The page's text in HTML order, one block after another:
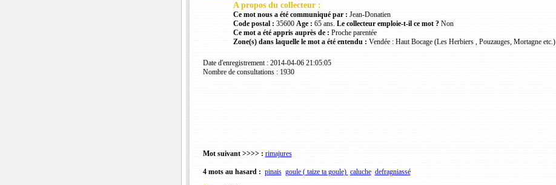
A propos du collecteur :
Ce mot nous a été communiqué par : Jean-Donatien
Code postal : 35600 Age : 65 ans. Le collecteur emploie-t-il ce mot ?Non
Ce mot a été appris auprès de : Proche parentée
Zone(s) dans laquelle le mot a été entendu : Vendée : Haut Bocage (Les Herbiers , Pouzauges, Mortagne etc.)
Date d'enregistrement : 2014-04-06 21:05:05
Nombre de consultations : 1930
Mot suivant >>>> : rimajures
4 mots au hasard : pinais goule ( taize ta goule) caluche defragniassé